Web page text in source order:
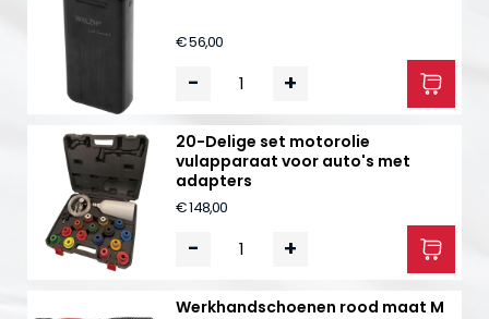
€ 56,00
- +
20-Delige set motorolie
vulapparaat voor auto's met
adapters
€ 148,00
- +
Werkhandschoenen rood maat M